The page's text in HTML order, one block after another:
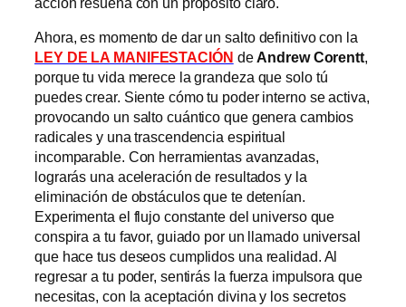
Ahora, es momento de dar un salto definitivo con la
LEY DE LA MANIFESTACIÓN deAndrew Corentt,
porque tu vida merece la grandeza que solo tú
puedes crear. Siente cómo tu poder interno se activa,
provocando un salto cuántico que genera cambios
radicales y una trascendencia espiritual
incomparable. Con herramientas avanzadas,
lograrás una aceleración de resultados y la
eliminación de obstáculos que te detenían.
Experimenta el flujo constante del universo que
conspira a tu favor, guiado por un llamado universal
que hace tus deseos cumplidos una realidad. Al
regresar a tu poder, sentirás la fuerza impulsora que
necesitas, con la aceptación divina y los secretos